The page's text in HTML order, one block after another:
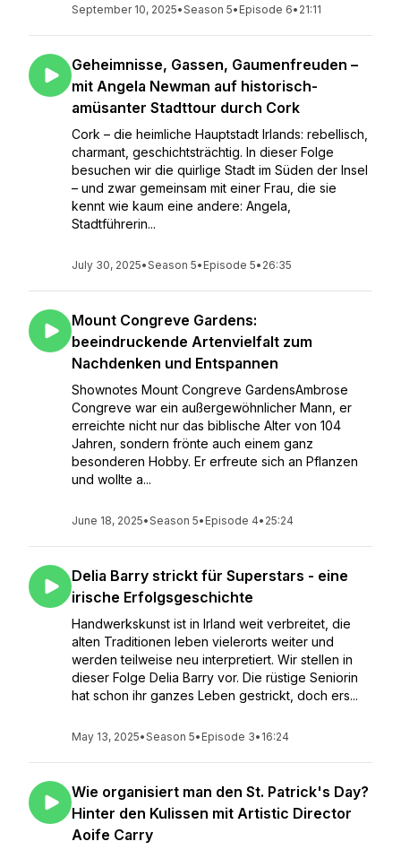
September 10, 2025•Season 5• Episode 6• 21:11
Geheimnisse, Gassen, Gaumenfreuden –
mit Angela Newman auf historisch-
amüsanter Stadttour durch Cork
Cork – die heimliche Hauptstadt Irlands: rebellisch,
charmant, geschichtsträchtig. In dieser Folge
besuchen wir die quirlige Stadt im Süden der Insel
– und zwar gemeinsam mit einer Frau, die sie
kennt wie kaum eine andere: Angela,
Stadtführerin...
July 30, 2025•Season 5• Episode 5• 26:35
Mount Congreve Gardens:
beeindruckende Artenvielfalt zum
Nachdenken und Entspannen
Shownotes Mount Congreve GardensAmbrose
Congreve war ein außergewöhnlicher Mann, er
erreichte nicht nur das biblische Alter von 104
Jahren, sondern frönte auch einem ganz
besonderen Hobby. Er erfreute sich an Pflanzen
und wollte a...
June 18, 2025•Season 5• Episode 4• 25:24
Delia Barry strickt für Superstars - eine
irische Erfolgsgeschichte
Handwerkskunst ist in Irland weit verbreitet, die
alten Traditionen leben vielerorts weiter und
werden teilweise neu interpretiert. Wir stellen in
dieser Folge Delia Barry vor. Die rüstige Seniorin
hat schon ihr ganzes Leben gestrickt, doch ers...
May 13, 2025•Season 5• Episode 3• 16:24
Wie organisiert man den St. Patrick's Day?
Hinter den Kulissen mit Artistic Director
Aoife Carry